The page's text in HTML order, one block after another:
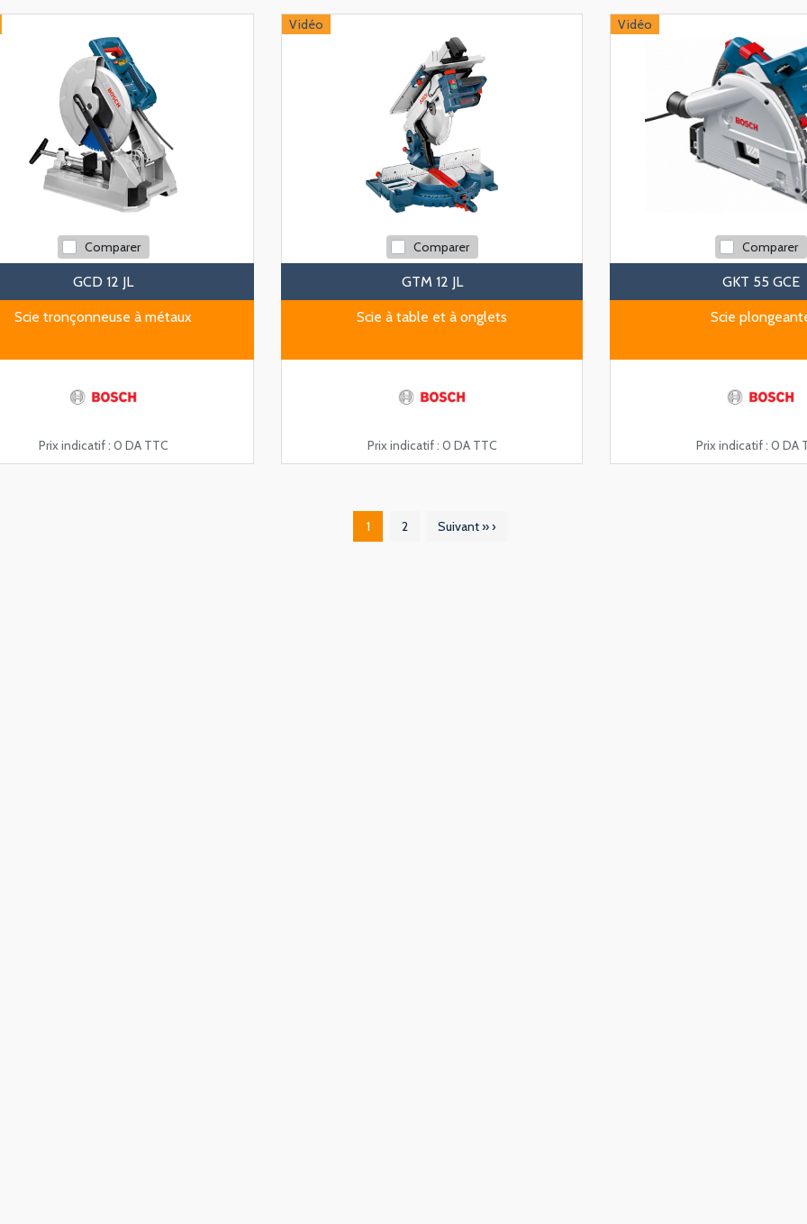
Comparer
GCD 12 JL
Scie tronçonneuse à métaux
Prix indicatif : 0 DA TTC
Vidéo
Comparer
GTM 12 JL
Scie à table et à onglets
Prix indicatif : 0 DA TTC
Vidéo
Comparer
GKT 55 GCE
Scie
Prix indicatif : 0 DA
1 2 Suivant »›